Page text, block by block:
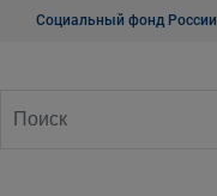
Социальный фонд России